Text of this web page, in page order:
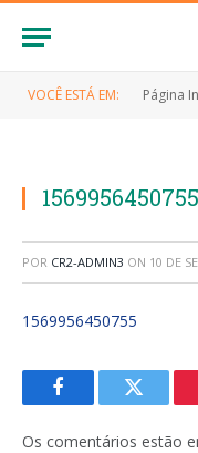
VOCÊ ESTÁ EM: Página
1569956450755
POR CR2-ADMIN3 ON 10 DE
1569956450755
FacebookTwitter
Os comentários estão